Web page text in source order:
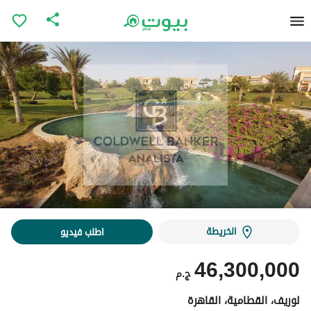
الخريطة اطلب فيديو
ج.م46,300,000
لوريف، القطامية، القاهرة